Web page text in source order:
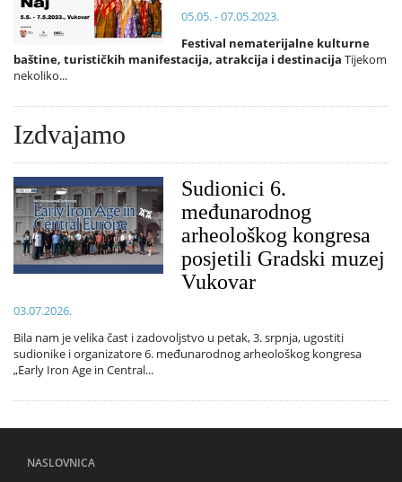
05.05. - 07.05.2023.
Festival nematerijalne kulturne
baštine, turističkih manifestacija, atrakcija i destinacija Tijekom
nekoliko...
Izdvajamo
Sudionici 6.
međunarodnog
arheološkog kongresa
posjetili Gradski muzej
Vukovar
03.07.2026.
Bila nam je velika čast i zadovoljstvo u petak, 3. srpnja, ugostiti
sudionike i organizatore 6. međunarodnog arheološkog kongresa
„Early Iron Age in Central...
NASLOVNICA